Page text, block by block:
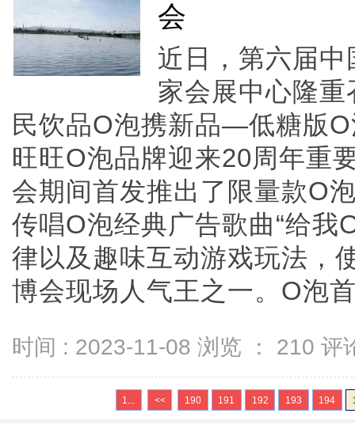
会
近日，第六届
家会展中心隆
民饮品O泡携新品—低糖版
旺旺O泡品牌迎来20周年重
会期间首发推出了限量款O
传唱O泡经典广告歌曲“给我
律以及趣味互动游戏玩法，
博会现场人气王之一。O泡
时间 : 2023-11-08 浏览 ： 210 评
1... << 190 191 192 193 194